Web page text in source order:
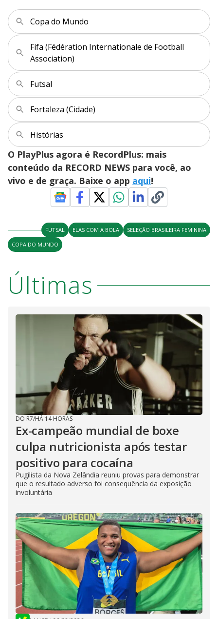
Copa do Mundo
Fifa (Fédération Internationale de Football
Association)
Futsal
Fortaleza (Cidade)
Histórias
O PlayPlus agora é RecordPlus: mais
conteúdo da RECORD NEWS para você, ao
vivo e de graça. Baixe o app aqui!
FUTSAL ELAS COM A BOLA
SELEÇÃO BRASILEIRA FEMININA
COPA DO MUNDO
Últimas
DO R7/HÁ 14 HORAS
Ex-campeão mundial de boxe
culpa nutricionista após testar
positivo para cocaína
Pugilista da Nova Zelândia reuniu provas para demonstrar
que o resultado adverso foi consequência da exposição
involuntária